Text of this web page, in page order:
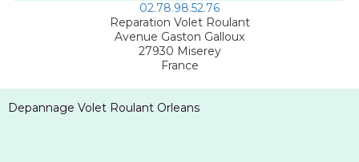
02.78.98.52.76
Reparation Volet Roulant
Avenue Gaston Galloux
27930 Miserey
France
Depannage Volet Roulant Orleans